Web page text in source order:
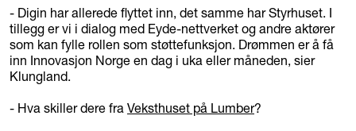
- Digin har allerede flyttet inn, det samme har Styrhuset. I
tillegg er vi i dialog med Eyde-nettverket og andre aktører
som kan fylle rollen som støttefunksjon. Drømmen er å få
inn Innovasjon Norge en dag i uka eller måneden, sier
Klungland.
- Hva skiller dere fra Veksthuset på Lumber?